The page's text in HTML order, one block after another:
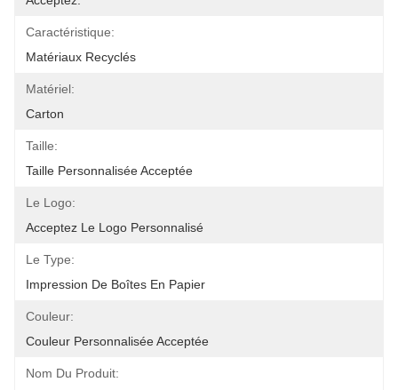
Caractéristique:
Matériaux Recyclés
Matériel:
Carton
Taille:
Taille Personnalisée Acceptée
Le Logo:
Acceptez Le Logo Personnalisé
Le Type:
Impression De Boîtes En Papier
Couleur:
Couleur Personnalisée Acceptée
Nom Du Produit: